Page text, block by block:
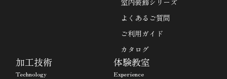
室内装飾シリーズ
よくあるご質問
ご利用ガイド
カタログ
加工技術
Technology
体験教室
Experience